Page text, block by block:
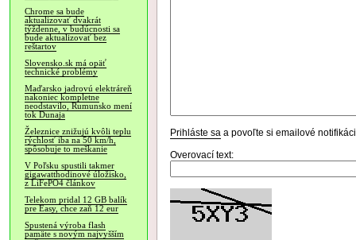
Chrome sa bude
aktualizovať dvakrát
týždenne, v budúcnosti sa
bude aktualizovať bez
reštartov
Slovensko.sk má opäť
technické problémy
Maďarsko jadrovú elektráreň
nakoniec kompletne
neodstavilo, Rumunsko mení
tok Dunaja
Železnice znižujú kvôli teplu
rýchlosť iba na 50 km/h,
spôsobuje to meškanie
V Poľsku spustili takmer
gigawatthodinové úložisko,
z LiFePO4 článkov
Telekom pridal 12 GB balík
pre Easy, chce zaň 12 eur
Spustená výroba flash
pamäte s novým najvyšším
Prihláste sa a povoľte si emailové
Overovací text: